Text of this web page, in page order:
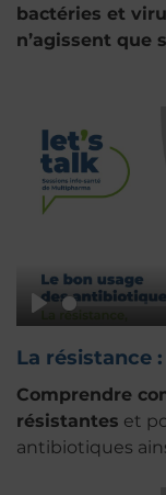
bactéries et
n’agissent que
Play
La résistance
Comprendre
résistantes et
antibiotiques